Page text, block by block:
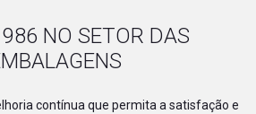
NO SETOR DAS
contínua que permita a satisfação e